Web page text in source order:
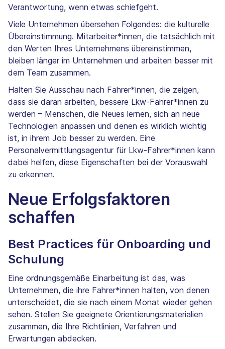
Verantwortung, wenn etwas schiefgeht.
Viele Unternehmen übersehen Folgendes: die kulturelle
Übereinstimmung. Mitarbeiter*innen, die tatsächlich mit
den Werten Ihres Unternehmens übereinstimmen,
bleiben länger im Unternehmen und arbeiten besser mit
dem Team zusammen.
Halten Sie Ausschau nach Fahrer*innen, die zeigen,
dass sie daran arbeiten, bessere Lkw-Fahrer*innen zu
werden – Menschen, die Neues lernen, sich an neue
Technologien anpassen und denen es wirklich wichtig
ist, in ihrem Job besser zu werden. Eine
Personalvermittlungsagentur für Lkw-Fahrer*innen kann
dabei helfen, diese Eigenschaften bei der Vorauswahl
zu erkennen.
Neue Erfolgsfaktoren
schaffen
Best Practices für Onboarding und
Schulung
Eine ordnungsgemäße Einarbeitung ist das, was
Unternehmen, die ihre Fahrer*innen halten, von denen
unterscheidet, die sie nach einem Monat wieder gehen
sehen. Stellen Sie geeignete Orientierungsmaterialien
zusammen, die Ihre Richtlinien, Verfahren und
Erwartungen abdecken.